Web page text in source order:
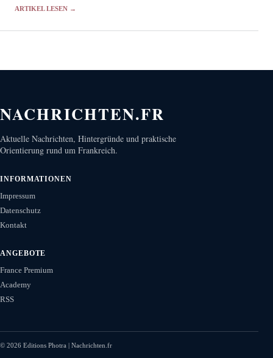
ARTIKEL LESEN →
NACHRICHTEN.FR
Aktuelle Nachrichten, Hintergründe und praktische
Orientierung rund um Frankreich.
INFORMATIONEN
Impressum
Datenschutz
Kontakt
ANGEBOTE
France Premium
Academy
RSS
© 2026 Editions Photra | Nachrichten.fr